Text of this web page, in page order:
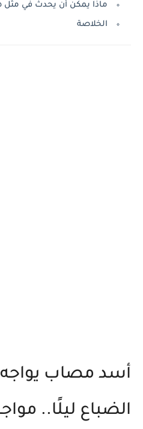
ماذا يمكن أن يحدث في مثل
الخلاصة
أسد مصاب
الضباع ليلًا..